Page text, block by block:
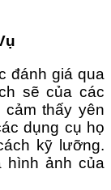
đánh giá qua
sẽ của các
thấy yên
dụng cụ họ
kỹ lưỡng.
hình ảnh của